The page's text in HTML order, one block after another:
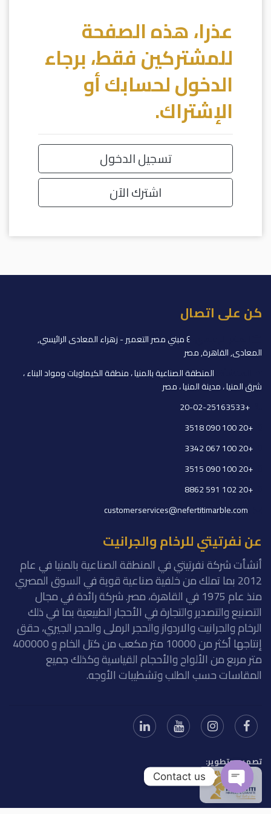
عذرا، هذه الصفحة
للمشتركين فقط، برجاء
الدخول لحسابك أو
الإشتراك.
تسجيل الدخول
اشترك الآن
كن على اتصال
٤ مبني مصر التعمير - زهراء المعادى الرائيسي,
المعادى, القاهرة, مصر
المنطقة الصناعية بالمنيا ، منطقة الكيماويات ومواد البناء ،
شرق المنيا ، مدينة المنيا ، مصر
+20-02-25163533
+20 100 090 3518
+20 100 067 3342
+20 100 090 3515
+20 102 591 8862
عن نفرتيتي للرخام والجرانيت
أنشأت شركة نفرتيتي في المنطقة الصناعية بالمنيا في عام
2012 بما تملك من خلفية صناعية قوية في السوق المصري
منذ عام 1975 في القاهرة، مصر. شركة رائدة في مجال
التصنيع والتصدير والتجارة في الأحجار الطبيعية بما في ذلك
الرخام والجرانيت والاردواز والحجر الرملى والحجر الجيري، حقق
إنتاجها أكثر من 10000 متر مكعب من كتل الخام و 400000
متر مربع من الألواح والأحجام القياسية وكذلك جميع
المقاسات حسب الطلب وتشطيبات الأوجه.
تصميم وتطوير:
Contact us
Open chaty